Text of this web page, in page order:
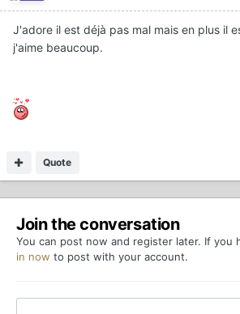
J'adore il est déjà pas mal mais en plus il
j'aime beaucoup.
Quote
Join the conversation
You can post now and register later. If you
in now to post with your account.